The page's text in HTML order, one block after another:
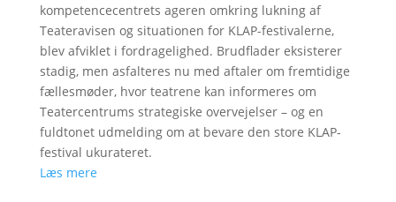
kompetencecentrets ageren omkring lukning af
Teateravisen og situationen for KLAP-festivalerne,
blev afviklet i fordragelighed. Brudflader eksisterer
stadig, men asfalteres nu med aftaler om fremtidige
fællesmøder, hvor teatrene kan informeres om
Teatercentrums strategiske overvejelser – og en
fuldtonet udmelding om at bevare den store KLAP-
festival ukurateret.
Læs mere